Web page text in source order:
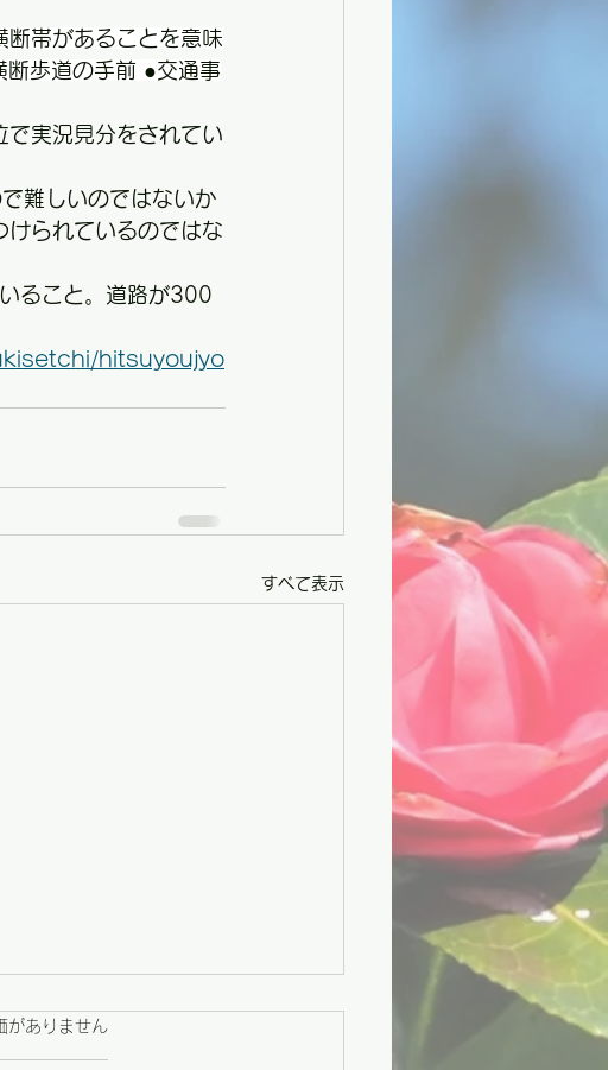
断帯があることを意味
断歩道の手前 ●交通事
実況見分をされてい
難しいのではないか
けられているのではな
ること。道路が300
hitsuyoujyo
すべて表示
れています。
がありません